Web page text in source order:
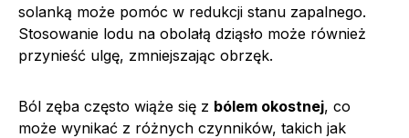
solanką może pomóc w redukcji stanu zapalnego.
Stosowanie lodu na obolałą dziąsło może również
przynieść ulgę, zmniejszając obrzęk.
Ból zęba często wiąże się z bólem okostnej, co
może wynikać z różnych czynników, takich jak